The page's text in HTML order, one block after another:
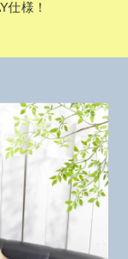
仕様！